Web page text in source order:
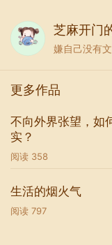
可是，我们像散落
之间的障碍，我们
后来，我们终究还
学里的依稀过往
小柚柚出院之后
芝麻开门
嫌自己没有
更多作品
不向外界张望，如
实？
阅读 358
生活的烟火气
阅读 797